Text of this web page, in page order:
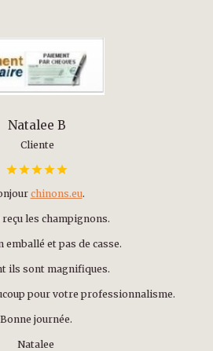
Natalee B
Cliente
chinons.eu.
reçu les champignons.
emballé et pas de casse.
ils sont magnifiques.
pour votre professionnalisme.
Bonne journée.
Natalee